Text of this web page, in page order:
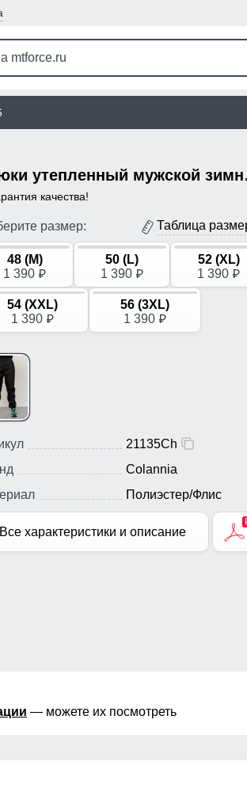
Брюки
качества!
размер: Таблица
48 (M)
1 390 p
50 (L)
1 390 p
52 (XL)
1 390 p
54 (XXL)
1 390 p
56 (3XL)
1 390 p
21135Ch
Colannia
Полиэстер/Флис
Все характеристики и описание
— можете их посмотреть